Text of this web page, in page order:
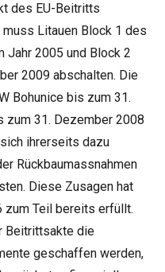
des EU-Beitritts
Litauen Block 1 des
Jahr 2005 und Block 2
2009 abschalten. Die
Bohunice bis zum 31.
zum 31. Dezember 2008
ihrerseits dazu
Rückbaumassnahmen
Diese Zusagen hat
zum Teil bereits erfüllt.
Beitrittsakte die
geschaffen werden,